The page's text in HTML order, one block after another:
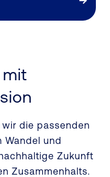
die passenden
Wandel und
Zukunft
Zusammenhalts.